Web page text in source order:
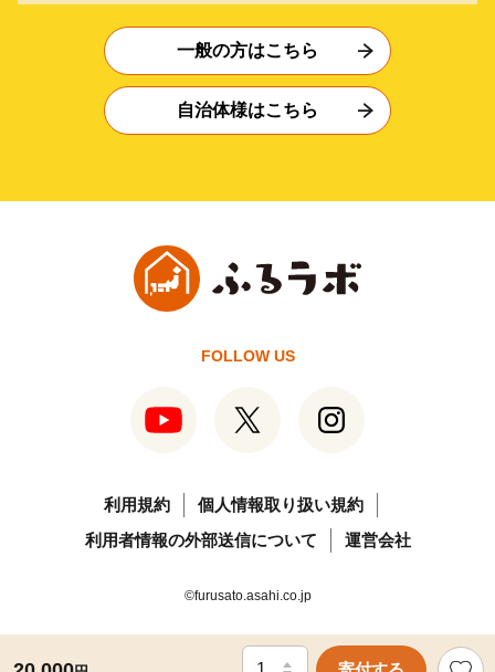
一般の方はこちら
自治体様はこちら
FOLLOW US
利用規約
個人情報取り扱い規約
利用者情報の外部送信について
運営会社
©furusato.asahi.co.jp